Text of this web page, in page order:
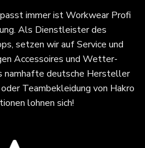
immerist Workwear Profi
Als Dienstleister des
setzen wir auf Service und
Accessoires und Wetter-
namhafte deutsche Hersteller
Teambekleidung von Hakro
lohnen sich!